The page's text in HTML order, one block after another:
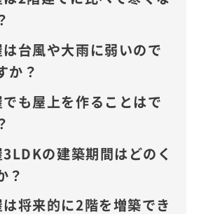
台風や大雨に弱いので
か？
も屋上を作ることはで
の建築期間はどのく
？
将来的に2階を増築でき